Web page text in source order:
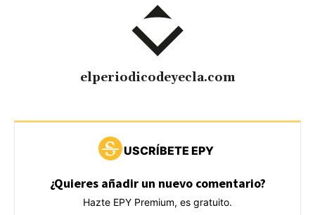
elperiodicodeyecla.com
USCRÍBETE EPY
¿Quieres añadir un nuevo comentario?
Hazte EPY Premium, es gratuito.